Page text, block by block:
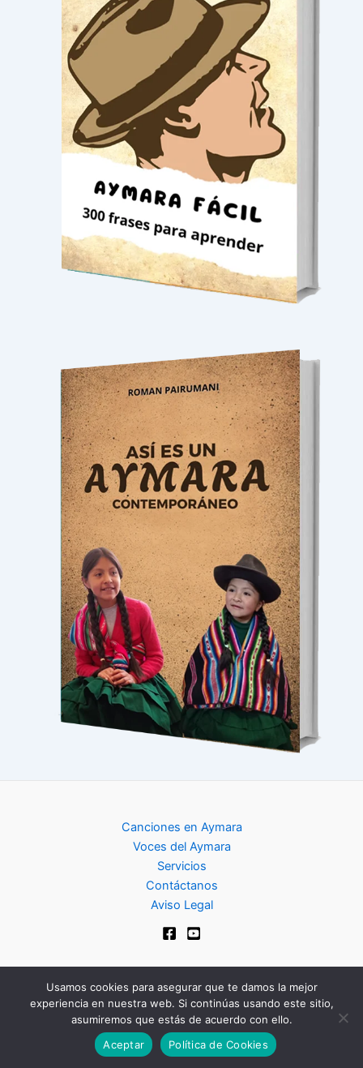
Canciones en Aymara
Voces del Aymara
Servicios
Contáctanos
Aviso Legal
Copyright © 2024 | Club de Aymara
Usamos cookies para asegurar que te damos la mejor
experiencia en nuestra web. Si continúas usando este sitio,
asumiremos que estás de acuerdo con ello.
Aceptar
Política de Cookies